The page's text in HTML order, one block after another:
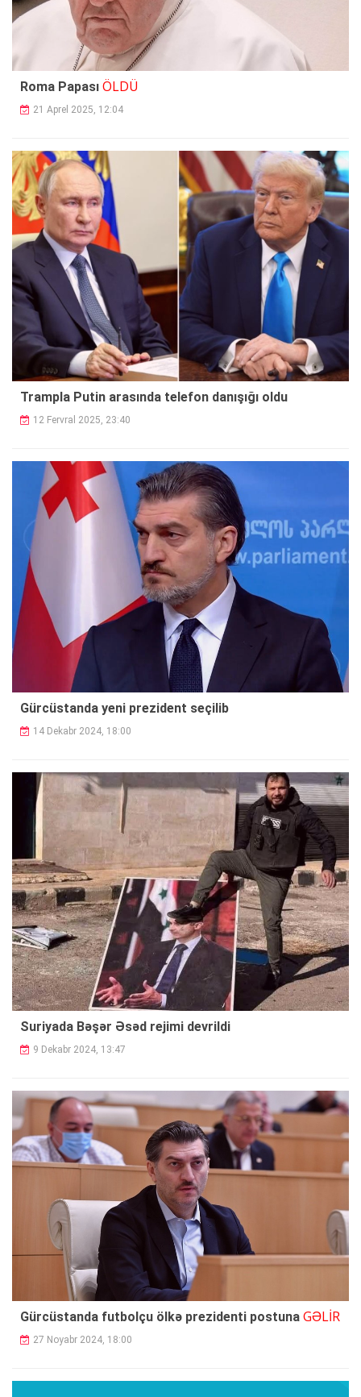
Roma Papası ÖLDÜ
21 Aprel 2025, 12:04
Trampla Putin arasında telefon danışığı oldu
12 Fervral 2025, 23:40
Gürcüstanda yeni prezident seçilib
14 Dekabr 2024, 18:00
Suriyada Bəşər Əsəd rejimi devrildi
9 Dekabr 2024, 13:47
Gürcüstanda futbolçu ölkə prezidenti postuna GƏLİR
27 Noyabr 2024, 18:00